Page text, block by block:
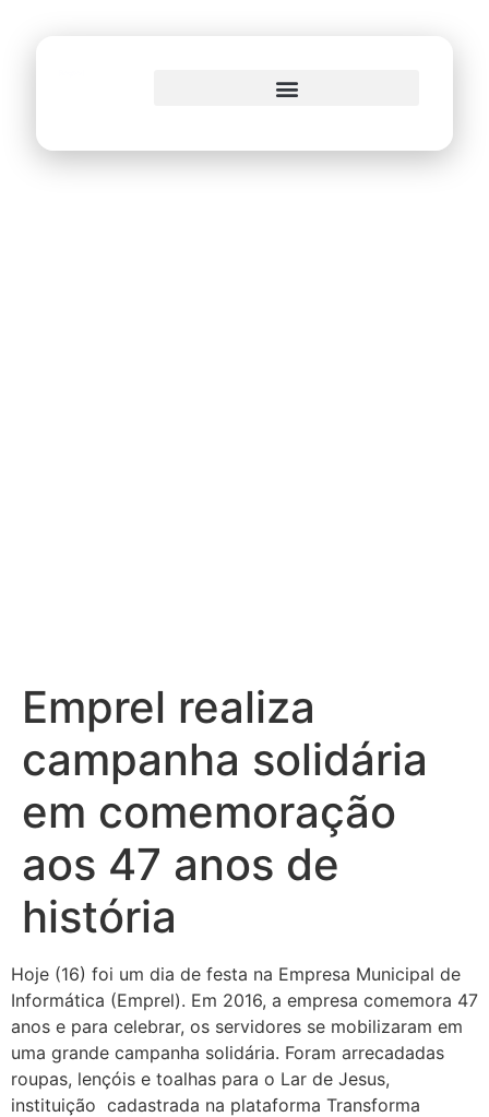
Emprel realiza
campanha solidária
em comemoração
aos 47 anos de
história
Hoje (16) foi um dia de festa na Empresa Municipal de
Informática (Emprel). Em 2016, a empresa comemora 47
anos e para celebrar, os servidores se mobilizaram em
uma grande campanha solidária. Foram arrecadadas
roupas, lençóis e toalhas para o Lar de Jesus,
instituição cadastrada na plataforma Transforma